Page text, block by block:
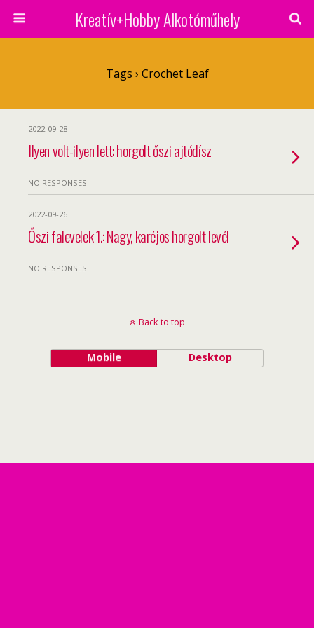
Kreatív+Hobby Alkotóműhely
Tags › Crochet Leaf
2022-09-28
Ilyen volt-ilyen lett: horgolt őszi ajtódísz
NO RESPONSES
2022-09-26
Őszi falevelek 1.: Nagy, karéjos horgolt levél
NO RESPONSES
Back to top
Mobile Desktop